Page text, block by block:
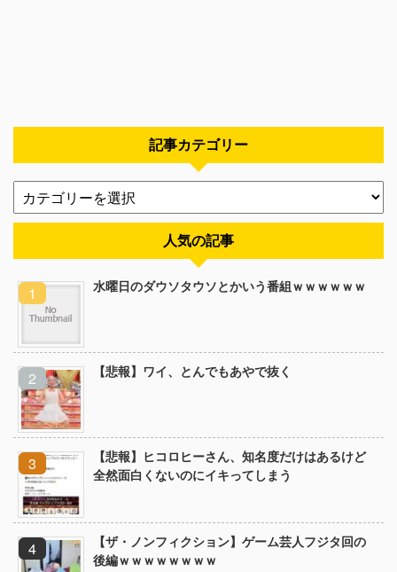
記事カテゴリー
人気の記事
水曜日のダウソタウソとかいう番組ｗｗｗｗｗｗ
【悲報】ワイ、とんでもあやで抜く
【悲報】ヒコロヒーさん、知名度だけはあるけど
全然面白くないのにイキってしまう
【ザ・ノンフィクション】ゲーム芸人フジタ回の
後編ｗｗｗｗｗｗｗｗ